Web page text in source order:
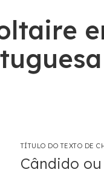
TÍTULO DO TEXTO DE
Cândido